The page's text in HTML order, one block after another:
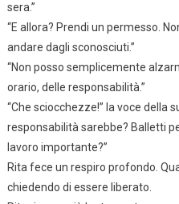
sera.”
“E allora? Prendi un permesso.
andare dagli sconosciuti.”
“Non posso semplicemente
orario, delle responsabilità.”
“Che sciocchezze!” la voce della
responsabilità sarebbe? Balletti
lavoro importante?”
Rita fece un respiro profondo.
chiedendo di essere liberato.